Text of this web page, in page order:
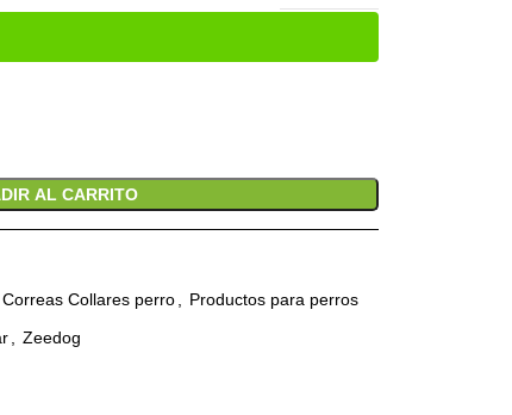
AL CARRITO
Correas Collares perro
Productos para perros
Zeedog